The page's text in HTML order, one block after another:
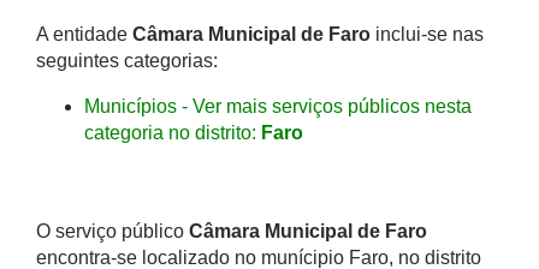
A entidade Câmara Municipal de Faro inclui-se nas
seguintes categorias:
Municípios - Ver mais serviços públicos nesta
categoria no distrito: Faro
O serviço público Câmara Municipal de Faro
encontra-se localizado no munícipio Faro, no distrito